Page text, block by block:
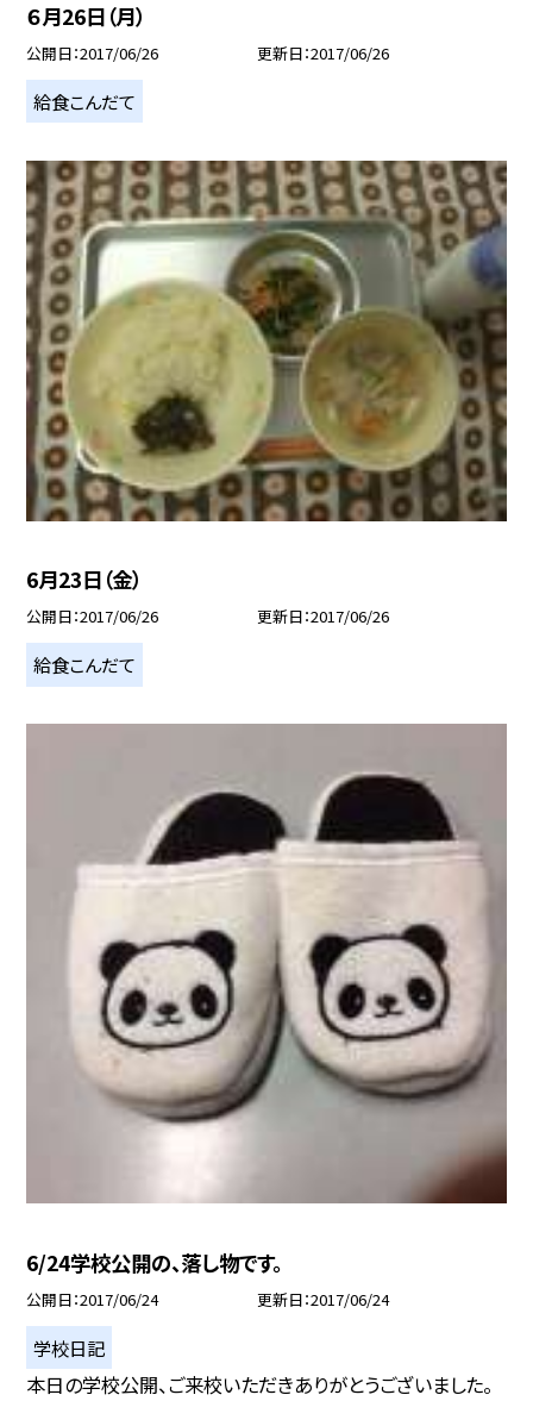
６月26日（月）
公開日 2017/06/26 更新日 2017/06/26
給食こんだて
6月23日（金）
公開日 2017/06/26 更新日 2017/06/26
給食こんだて
6/24学校公開の、落し物です。
公開日 2017/06/24 更新日 2017/06/24
学校日記
本日の学校公開、ご来校いただきありがとうございました。